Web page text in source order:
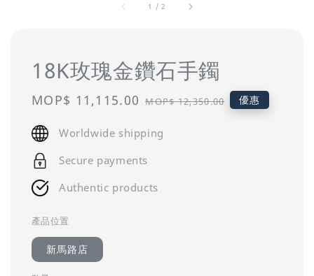
1 / 2
18K玫瑰金鑽石手鐲
Sale
MOP$ 11,115.00 Regular
MOP$ 12,350.00 優惠
Worldwide shipping
Secure payments
Authentic products
產品位置
新馬路店